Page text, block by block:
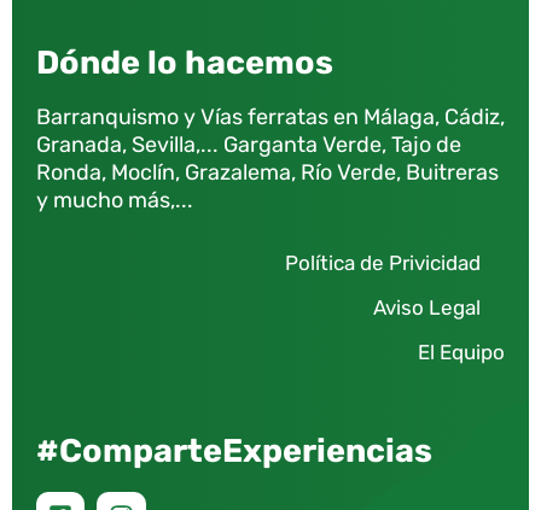
Dónde lo hacemos
Barranquismo y Vías ferratas en Málaga, Cádiz,
Granada, Sevilla,... Garganta Verde, Tajo de
Ronda, Moclín, Grazalema, Río Verde, Buitreras
y mucho más,...
Política de Privicidad
Aviso Legal
El Equipo
#ComparteExperiencias